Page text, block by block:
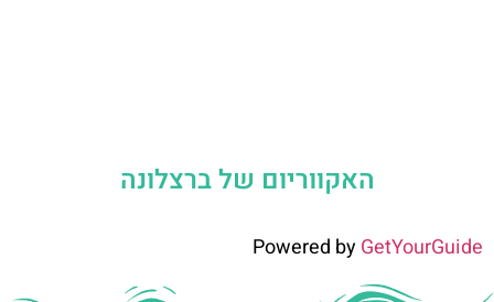
האקווריום של ברצלונה
Powered byGetYourGuide